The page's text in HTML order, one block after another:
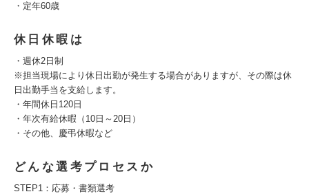
・定年60歳
休日休暇は
・週休2日制
※担当現場により休日出勤が発生する場合がありますが、その際は休
日出勤手当を支給します。
・年間休日120日
・年次有給休暇（10日～20日）
・その他、慶弔休暇など
どんな選考プロセスか
STEP1：応募・書類選考